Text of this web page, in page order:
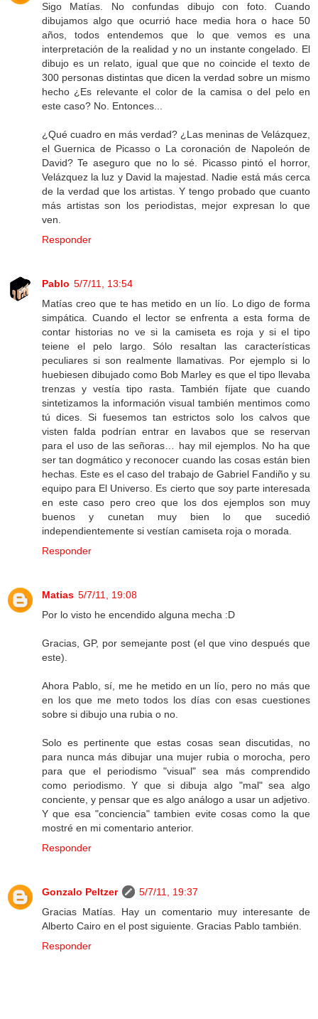
Sigo Matías. No confundas dibujo con foto. Cuando
dibujamos algo que ocurrió hace media hora o hace 50
años, todos entendemos que lo que vemos es una
interpretación de la realidad y no un instante congelado. El
dibujo es un relato, igual que que no coincide el texto de
300 personas distintas que dicen la verdad sobre un mismo
hecho ¿Es relevante el color de la camisa o del pelo en
este caso? No. Entonces...
¿Qué cuadro en más verdad? ¿Las meninas de Velázquez,
el Guernica de Picasso o La coronación de Napoleón de
David? Te aseguro que no lo sé. Picasso pintó el horror,
Velázquez la luz y David la majestad. Nadie está más cerca
de la verdad que los artistas. Y tengo probado que cuanto
más artistas son los periodistas, mejor expresan lo que
ven.
Responder
Pablo 5/7/11, 13:54
Matías creo que te has metido en un lío. Lo digo de forma
simpática. Cuando el lector se enfrenta a esta forma de
contar historias no ve si la camiseta es roja y si el tipo
teiene el pelo largo. Sólo resaltan las características
peculiares si son realmente llamativas. Por ejemplo si lo
huebiesen dibujado como Bob Marley es que el tipo llevaba
trenzas y vestía tipo rasta. También fíjate que cuando
sintetizamos la información visual también mentimos como
tú dices. Si fuesemos tan estrictos solo los calvos que
visten falda podrían entrar en lavabos que se reservan
para el uso de las señoras… hay mil ejemplos. No ha que
ser tan dogmático y reconocer cuando las cosas están bien
hechas. Este es el caso del trabajo de Gabriel Fandiño y su
equipo para El Universo. Es cierto que soy parte interesada
en este caso pero creo que los dos ejemplos son muy
buenos y cunetan muy bien lo que sucedió
independientemente si vestían camiseta roja o morada.
Responder
Matias 5/7/11, 19:08
Por lo visto he encendido alguna mecha :D
Gracias, GP, por semejante post (el que vino después que
este).
Ahora Pablo, sí, me he metido en un lío, pero no más que
en los que me meto todos los días con esas cuestiones
sobre si dibujo una rubia o no.
Solo es pertinente que estas cosas sean discutidas, no
para nunca más dibujar una mujer rubia o morocha, pero
para que el periodismo "visual" sea más comprendido
como periodismo. Y que si dibuja algo "mal" sea algo
conciente, y pensar que es algo análogo a usar un adjetivo.
Y que esa "conciencia" tambien evite cosas como la que
mostré en mi comentario anterior.
Responder
Gonzalo Peltzer
5/7/11, 19:37
Gracias Matías. Hay un comentario muy interesante de
Alberto Cairo en el post siguiente. Gracias Pablo también.
Responder